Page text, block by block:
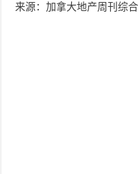
来源：加拿大地产周刊综合